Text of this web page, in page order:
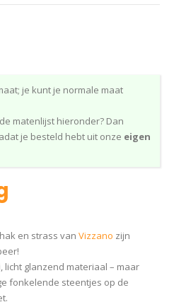
je kunt je normale maat
matenlijst hieronder? Dan
je besteld hebt uit onze eigen
en strass van Vizzano zijn
licht glanzend materiaal – maar
fonkelende steentjes op de